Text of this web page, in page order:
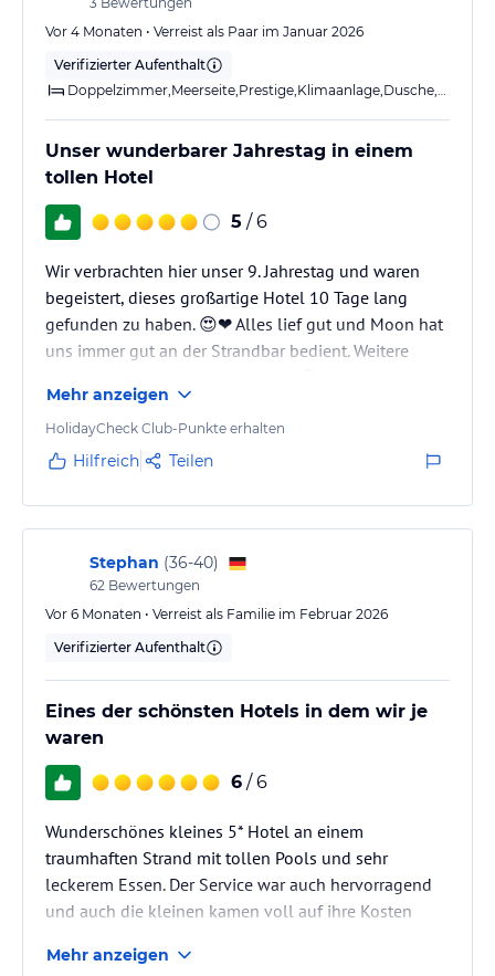
Fitnessraum kann ebenfalls ohne zusätzliche Kosten genutzt
Hinweis: Verfasst von HolidayCheck mit Hilfe von KI. Alle
Vor 4 Monaten • Verreist als Paar im Januar 2026
Verifizierter Aufenthalt
Unser wunderbarer Jahrestag in einem
tollen Hotel
5 / 6
Wir verbrachten hier unser 9. Jahrestag und waren
begeistert, dieses großartige Hotel 10 Tage lang
gefunden zu haben. 😍❤️ Alles lief gut und Moon hat
uns immer gut an der Strandbar bedient. Weitere
Mehr anzeigen
HolidayCheck Club-Punkte erhalten
Hilfreich Teilen
Stephan (36-40)
62 Bewertungen
Vor 6 Monaten • Verreist als Familie im Februar 2026
Verifizierter Aufenthalt
Eines der schönsten Hotels in dem wir je
waren
6 / 6
Wunderschönes kleines 5* Hotel an einem
traumhaften Strand mit tollen Pools und sehr
leckerem Essen. Der Service war auch hervorragend
und auch die kleinen kamen voll auf ihre Kosten
Mehr anzeigen